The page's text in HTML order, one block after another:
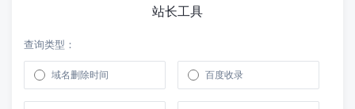
站长工具
查询类型：
域名删除时间 百度收录